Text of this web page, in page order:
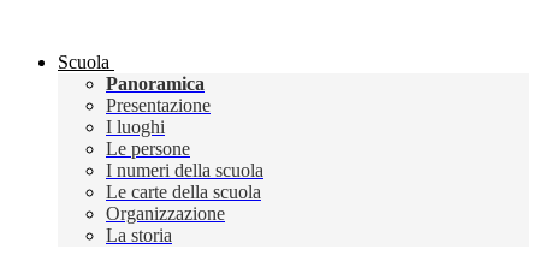
Scuola
Panoramica
Presentazione
I luoghi
Le persone
I numeri della scuola
Le carte della scuola
Organizzazione
La storia